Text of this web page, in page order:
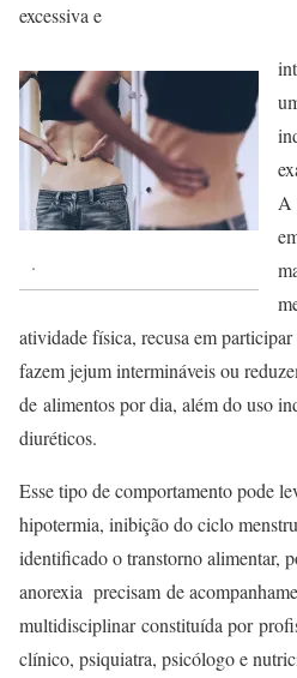
excessiva e
.
A
atividade física, recusa em
fazem jejum intermináveis ou
de alimentos por dia, além do uso
diuréticos.
Esse tipo de comportamento pode
hipotermia, inibição do ciclo
identificado o transtorno alimentar,
anorexia precisam de
multidisciplinar constituída por
clínico, psiquiatra, psicólogo e